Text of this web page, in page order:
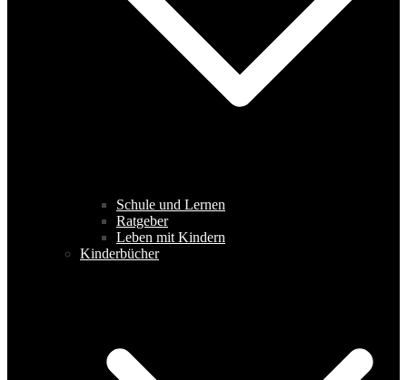
Schule und Lernen
Ratgeber
Leben mit Kindern
Kinderbücher